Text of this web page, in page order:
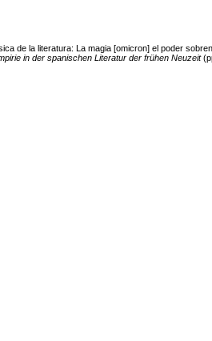
de la literatura: La magia [omicron] el poder
in der spanischen Literatur der frühen Neuzeit